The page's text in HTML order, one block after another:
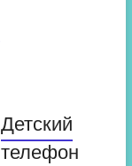
Детский
телефон